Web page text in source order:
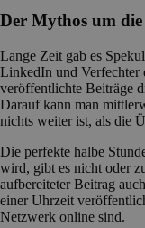
Der Mythos um
Lange Zeit gab es
LinkedIn und Verfechter
veröffentlichte Beiträge
Darauf kann man
nichts weiter ist, als die
Die perfekte halbe
wird, gibt es nicht oder
aufbereiteter Beitrag
einer Uhrzeit
Netzwerk online sind.